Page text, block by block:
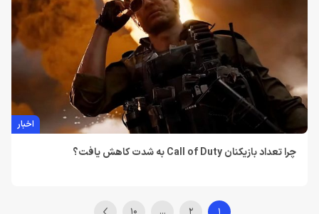
اخبار
چرا تعداد بازیکنان Call of Duty به شدت کاهش یافت؟